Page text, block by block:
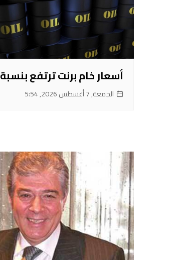
أسعار خام برنت ترتفع بنسبة 5%
الجمعة, 7 أغسطس 2026, 5:54